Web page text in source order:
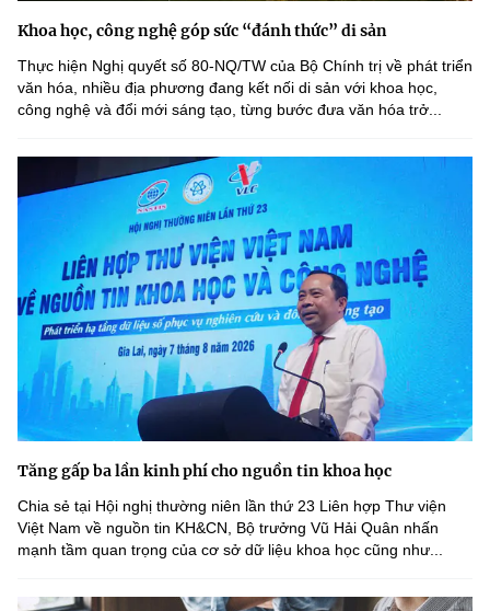
Khoa học, công nghệ góp sức “đánh thức” di sản
Thực hiện Nghị quyết số 80-NQ/TW của Bộ Chính trị về phát triển
văn hóa, nhiều địa phương đang kết nối di sản với khoa học,
công nghệ và đổi mới sáng tạo, từng bước đưa văn hóa trở...
Tăng gấp ba lần kinh phí cho nguồn tin khoa học
Chia sẻ tại Hội nghị thường niên lần thứ 23 Liên hợp Thư viện
Việt Nam về nguồn tin KH&CN, Bộ trưởng Vũ Hải Quân nhấn
mạnh tầm quan trọng của cơ sở dữ liệu khoa học cũng như...